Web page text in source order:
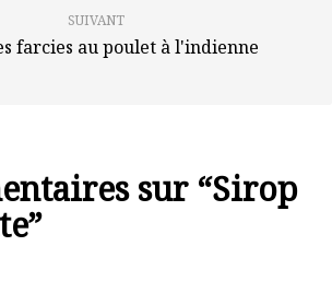
SUIVANT
farcies au poulet à l'indienne
sur “Sirop
”